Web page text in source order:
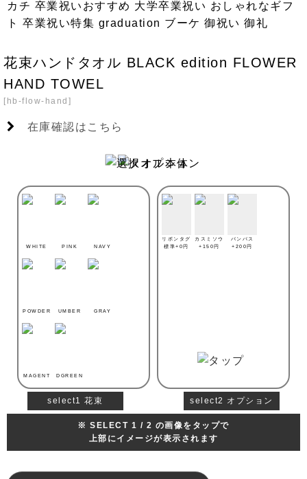
花束ハンドタオル BLACK edition FLOWER
HAND TOWEL
[ hb-flow-hand ]
在庫確認はこちら
WHITE PINK NAVY
POWDER UMBER GRAY
MAGENT DGREEN
リボンタグ
標準+0円
カスミソウ
+150円
パンパス
+200円
select1 花束 select2 オプション
※ SELECT 1 / 2 の画像をタップで
上部にイメージが表示されます